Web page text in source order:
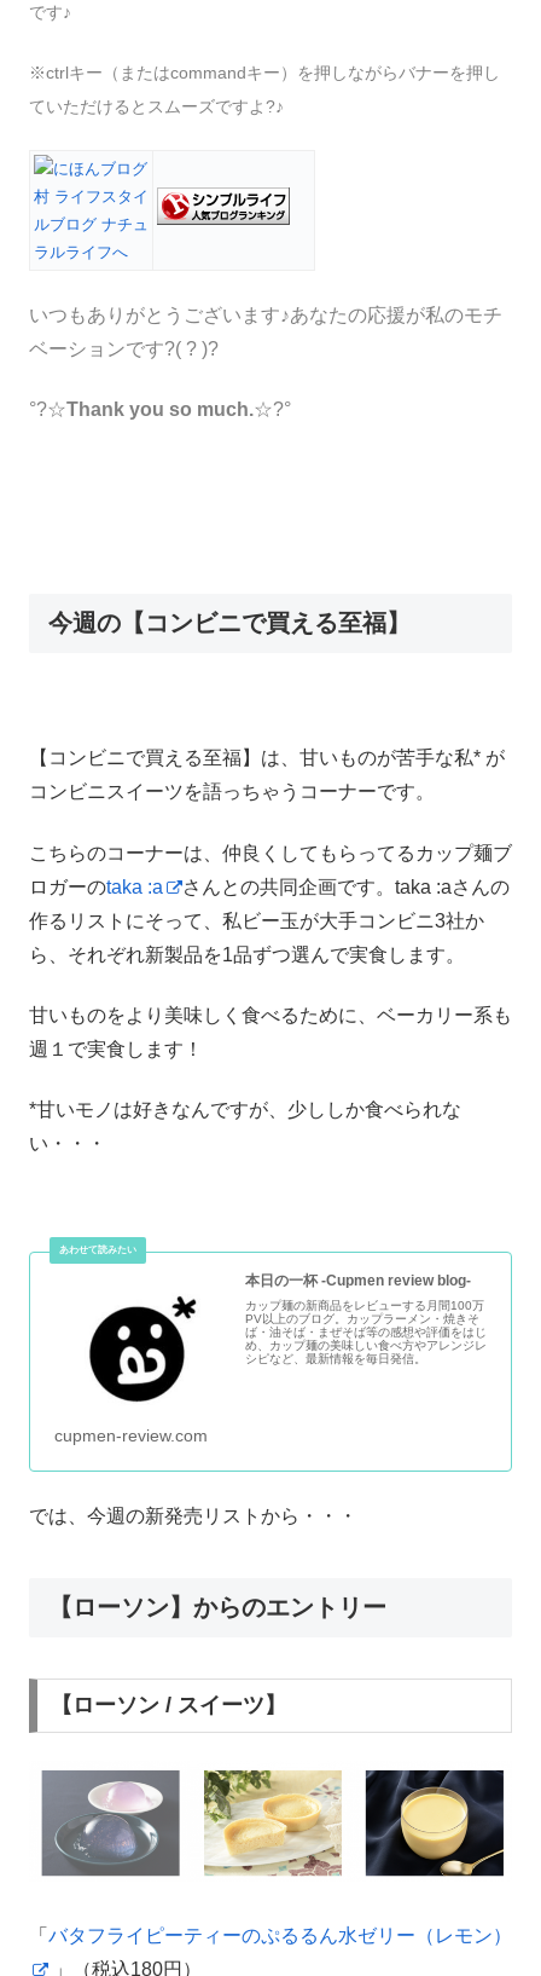
です♪
※ctrlキー（またはcommandキー）を押しながらバナーを押し
ていただけるとスムーズですよ?♪
いつもありがとうございます♪あなたの応援が私のモチ
ベーションです?( ? )?
°?☆Thank you so much.☆?°
今週の【コンビニで買える至福】
【コンビニで買える至福】は、甘いものが苦手な私* が
コンビニスイーツを語っちゃうコーナーです。
こちらのコーナーは、仲良くしてもらってるカップ麺ブ
ロガーのtaka :a
さんとの共同企画です。taka :aさんの
作るリストにそって、私ビー玉が大手コンビニ3社か
ら、それぞれ新製品を1品ずつ選んで実食します。
甘いものをより美味しく食べるために、ベーカリー系も
週１で実食します！
*甘いモノは好きなんですが、少ししか食べられな
い・・・
本日の一杯 -Cupmen review blog-
カップ麺の新商品をレビューする月間100万
PV以上のブログ。カップラーメン・焼きそ
ば・油そば・まぜそば等の感想や評価をはじ
め、カップ麺の美味しい食べ方やアレンジレ
シピなど、最新情報を毎日発信。
cupmen-review.com
では、今週の新発売リストから・・・
【ローソン】からのエントリー
【ローソン / スイーツ】
「 バタフライピーティーのぷるるん水ゼリー（レモン）
」（税込180円）